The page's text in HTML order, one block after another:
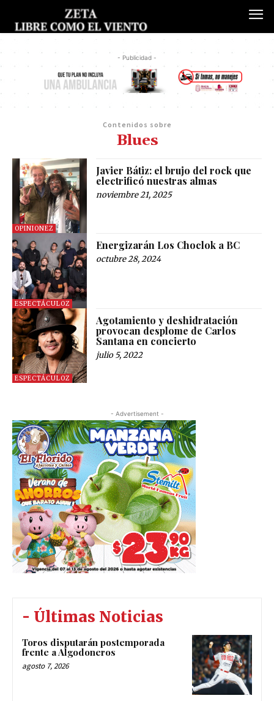
- Publicidad -
Contenidos sobre
Blues
OPINIONEZ
Javier Bátiz: el brujo del rock que
electrificó nuestras almas
noviembre 21, 2025
ESPECTÁCULOZ
Energizarán Los Choclok a BC
octubre 28, 2024
ESPECTÁCULOZ
Agotamiento y deshidratación
provocan desplome de Carlos
Santana en concierto
julio 5, 2022
- Advertisement -
- Últimas Noticias
Toros disputarán postemporada
frente a Algodoneros
agosto 7, 2026